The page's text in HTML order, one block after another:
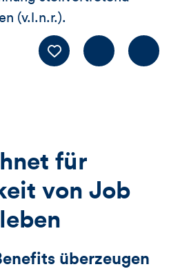
(v.l.n.r.).
LIKE Kommentieren
für
von Job
überzeugen